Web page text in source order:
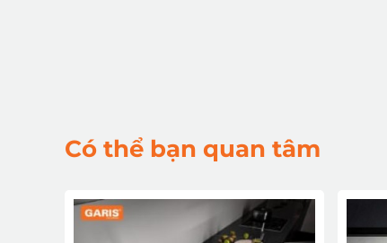
Có thể bạn quan tâm